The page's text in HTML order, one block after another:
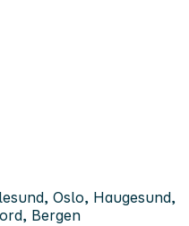
Oslo, Haugesund,
Bergen